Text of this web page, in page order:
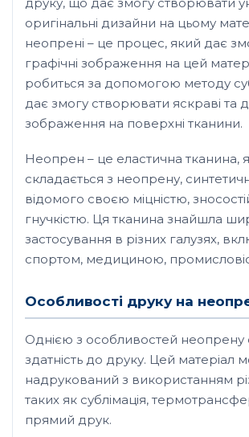
оригінальні дизайни на цьому
неопрені – це процес, який дає
графічні зображення на цей
робиться за допомогою методу
дає змогу створювати яскраві та
зображення на поверхні тканини.
Неопрен – це еластична тканина,
складається з неопрену,
відомого своєю міцністю,
гнучкістю. Ця тканина знайшла
застосування в різних галузях,
спортом, медициною,
Особливості друку на
Однією з особливостей неопрену
здатність до друку. Цей матеріал
надрукований з використанням
таких як сублімація,
прямий друк.